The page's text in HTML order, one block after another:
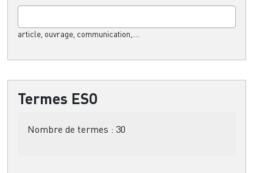
article, ouvrage, communication,....
Termes ESO
Nombre de termes : 30